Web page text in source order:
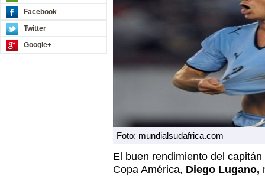
Facebook
Twitter
Google+
Foto: mundialsudafrica.com
El buen rendimiento del
Copa América, Diego Lugano,